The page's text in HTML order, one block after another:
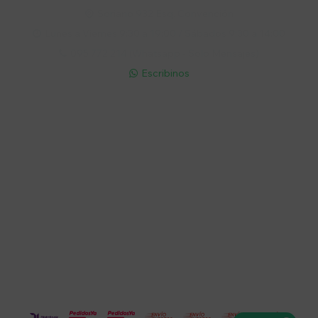
 Escribinos